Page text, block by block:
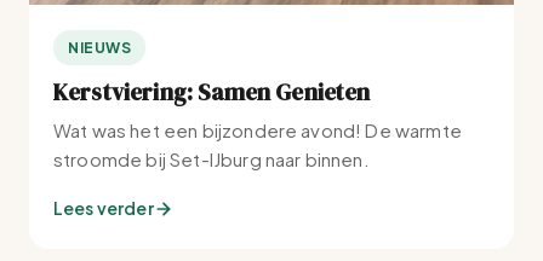
NIEUWS
Kerstviering: Samen Genieten
Wat was het een bijzondere avond! De warmte
stroomde bij Set-IJburg naar binnen.
Lees verder